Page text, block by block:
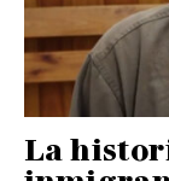
La